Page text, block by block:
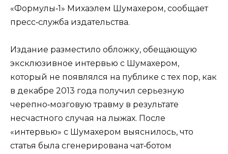
«Формулы‑1» Михаэлем Шумахером, сообщает
пресс‑служба издательства.
Издание разместило обложку, обещающую
эксклюзивное интервью с Шумахером,
который не появлялся на публике с тех пор, как
в декабре 2013 года получил серьезную
черепно‑мозговую травму в результате
несчастного случая на лыжах. После
«интервью» с Шумахером выяснилось, что
статья была сгенерирована чат‑ботом